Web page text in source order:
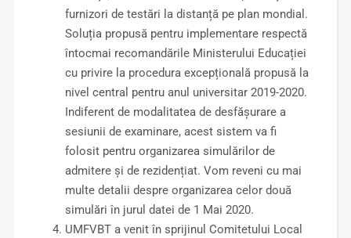
furnizori de testări la distanță pe plan mondial.
Soluția propusă pentru implementare respectă
întocmai recomandările Ministerului Educației
cu privire la procedura excepțională propusă la
nivel central pentru anul universitar 2019-2020.
Indiferent de modalitatea de desfășurare a
sesiunii de examinare, acest sistem va fi
folosit pentru organizarea simulărilor de
admitere și de rezidențiat. Vom reveni cu mai
multe detalii despre organizarea celor două
simulări în jurul datei de 1 Mai 2020.
UMFVBT a venit în sprijinul Comitetului Local